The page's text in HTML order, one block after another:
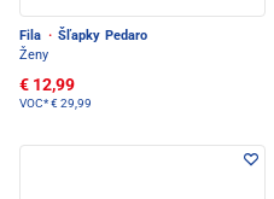
Fila · Šľapky Pedaro
Ženy
€ 12,99
VOC*€ 29,99